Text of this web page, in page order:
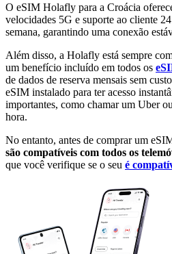
O eSIM Holafly para a Croácia
velocidades 5G e suporte ao cliente
semana, garantindo uma conexão
Além disso, a Holafly está sempre
um benefício incluído em todos os
de dados de reserva mensais sem
eSIM instalado para ter acesso
importantes, como chamar um Uber
hora.
No entanto, antes de comprar um
são compatíveis com todos os
que você verifique se o seu é